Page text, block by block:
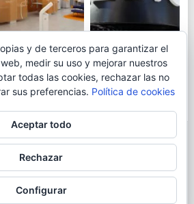
TOCA SUELO EN
RENTABILIDAD
SU CUENTA
0,01% TAE
EVO BANK
PERMITIRÁ
INGRESAR DINERO
DESDE LAS OFICINAS
BLOGAHORRO.
CONTACTA CON EL AUTOR
MAPA DE LA WEB
SOBRE LAS COOKIES
y de terceros para garantizar el
medir su uso y mejorar nuestros
todas las cookies, rechazar las no
sus preferencias. Política de cookies
Aceptar todo
Rechazar
Configurar